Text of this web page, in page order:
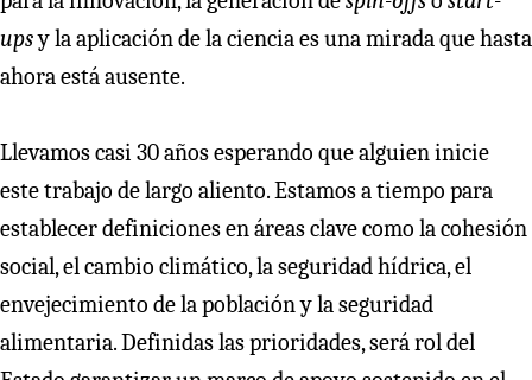
upsy la aplicación de la ciencia es una mirada que hasta
ahora está ausente.
Llevamos casi 30 años esperando que alguien inicie
este trabajo de largo aliento. Estamos a tiempo para
establecer definiciones en áreas clave como la cohesión
social, el cambio climático, la seguridad hídrica, el
envejecimiento de la población y la seguridad
alimentaria. Definidas las prioridades, será rol del